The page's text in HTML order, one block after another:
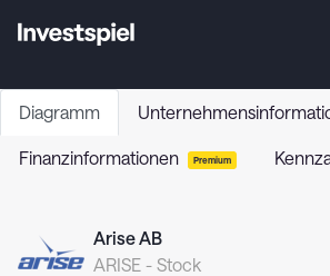
Diagramm
Finanzinformationen Premium
Arise AB
ARISE - Stock